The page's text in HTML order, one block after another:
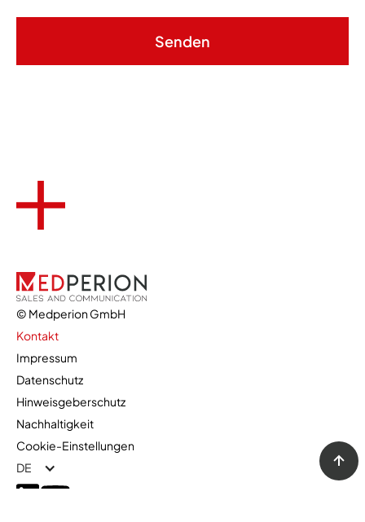
© Medperion GmbH
Kontakt
Impressum
Datenschutz
Hinweisgeberschutz
Nachhaltigkeit
Cookie-Einstellungen
DE